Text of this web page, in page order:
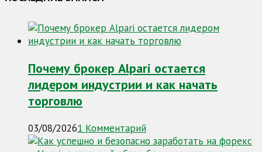
Почему брокер Alpari остается
лидером индустрии и как начать
торговлю
03/08/20261 Комментарий